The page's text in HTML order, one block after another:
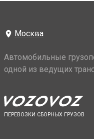
Москва
Автомобильные
одной из ведущих
ПЕРЕВОЗКИ СБОРНЫХ ГРУЗОВ